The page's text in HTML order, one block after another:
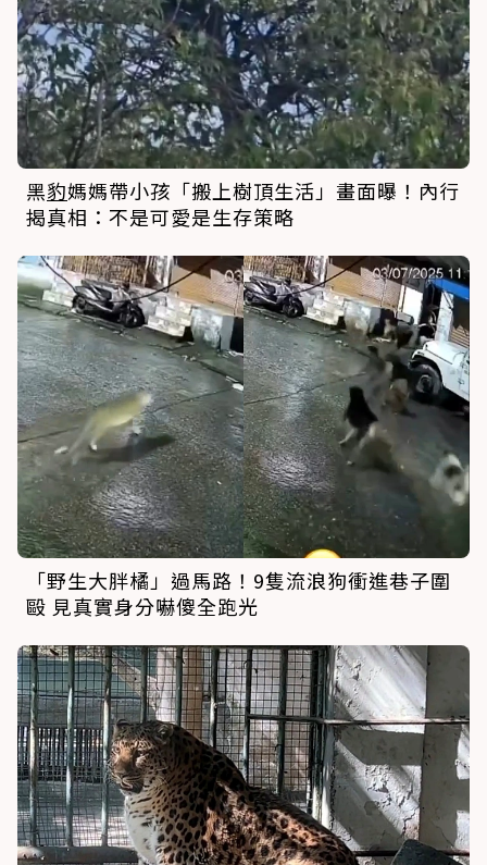
黑豹媽媽帶小孩「搬上樹頂生活」畫面曝！內行
揭真相：不是可愛是生存策略
「野生大胖橘」過馬路！9隻流浪狗衝進巷子圍
毆 見真實身分嚇傻全跑光